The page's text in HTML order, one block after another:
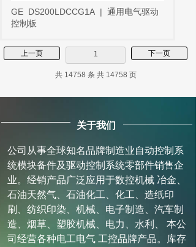
GE DS200LDCCG1A | 通用电气驱动
控制板
上一页 1 下一页
共 14758 条 共 14758 页
关于我们
公司从事全球知名品牌制造业自动控制系
统模块备件及驱动控制系统零部件销售企
业。经销产品广泛应用于数控机械 冶金、
石油天然气、石油化工、化工、造纸印
刷、纺织印染、机械、电子制造、汽车制
造、烟草、塑胶机械、电力、水利、 本公
司经营各种电工电气 工控品牌产品。库存